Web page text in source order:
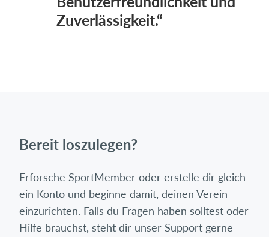
Zuverlässigkeit.“
Bereit loszulegen?
Erforsche SportMember oder erstelle dir gleich
ein Konto und beginne damit, deinen Verein
einzurichten. Falls du Fragen haben solltest oder
Hilfe brauchst, steht dir unser Support gerne